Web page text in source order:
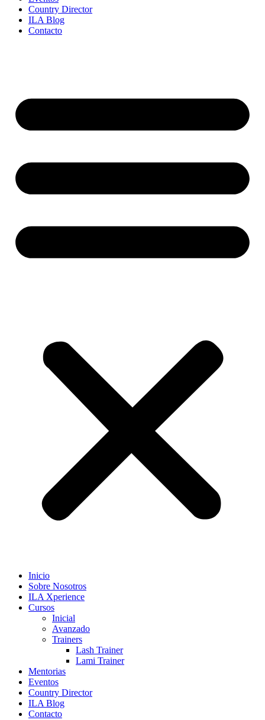
Country Director
ILA Blog
Contacto
Inicio
Sobre Nosotros
ILA Xperience
Cursos
Inicial
Avanzado
Trainers
Lash Trainer
Lami Trainer
Mentorias
Eventos
Country Director
ILA Blog
Contacto